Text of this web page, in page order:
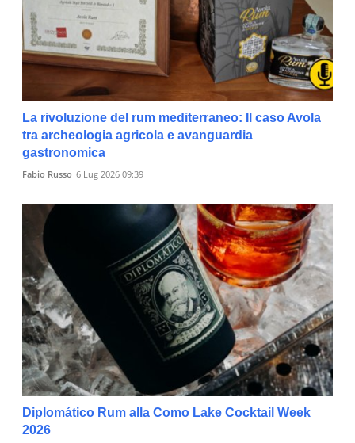
La rivoluzione del rum mediterraneo: Il caso Avola
tra archeologia agricola e avanguardia
gastronomica
Fabio Russo 6 Lug 2026 09:39
Diplomático Rum alla Como Lake Cocktail Week
2026